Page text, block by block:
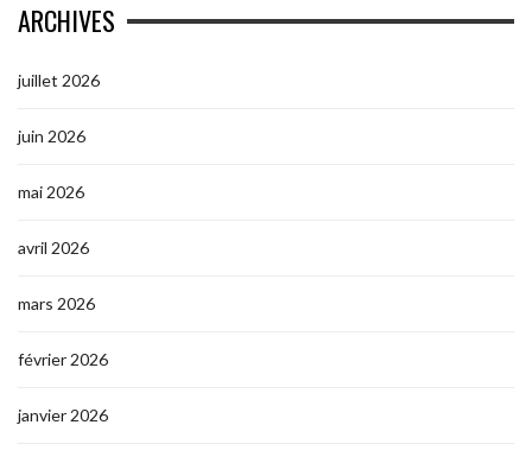
ARCHIVES
juillet 2026
juin 2026
mai 2026
avril 2026
mars 2026
février 2026
janvier 2026